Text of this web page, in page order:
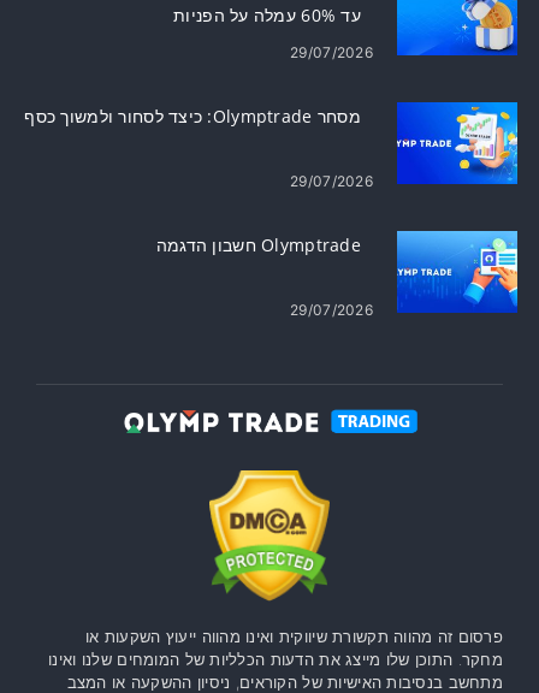
עד 60% עמלה על הפניות
29/07/2026
מסחר Olymptrade: כיצד לסחור ולמשוך כסף
29/07/2026
Olymptrade חשבון הדגמה
29/07/2026
פרסום זה מהווה תקשורת שיווקית ואינו מהווה ייעוץ השקעות או
מחקר. התוכן שלו מייצג את הדעות הכלליות של המומחים שלנו ואינו
מתחשב בנסיבות האישיות של הקוראים, ניסיון ההשקעה או המצב